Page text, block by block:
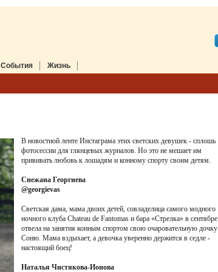
События Жизнь
В новостной ленте Инстаграма этих светских девушек - сплошь
фотосессии для глянцевых журналов. Но это не мешает им
прививать любовь к лошадям и конному спорту своим детям.
Снежана Георгиева
@georgievas
Светская дама, мама двоих детей, совладелица самого модного
ночного клуба Chateau de Fantomas и бара «Стрелка» в сентябре
отвела на занятия конным спортом свою очаровательную дочку
Соню. Мама вздыхает, а девочка уверенно держится в седле -
настоящий боец!
Наталья Чистякова-Ионова